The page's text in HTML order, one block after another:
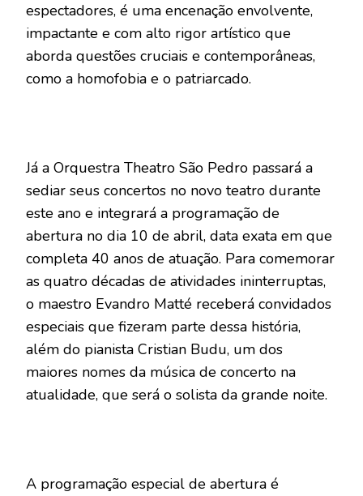
espectadores, é uma encenação envolvente,
impactante e com alto rigor artístico que
aborda questões cruciais e contemporâneas,
como a homofobia e o patriarcado.
Já a Orquestra Theatro São Pedro passará a
sediar seus concertos no novo teatro durante
este ano e integrará a programação de
abertura no dia 10 de abril, data exata em que
completa 40 anos de atuação. Para comemorar
as quatro décadas de atividades ininterruptas,
o maestro Evandro Matté receberá convidados
especiais que fizeram parte dessa história,
além do pianista Cristian Budu, um dos
maiores nomes da música de concerto na
atualidade, que será o solista da grande noite.
A programação especial de abertura é